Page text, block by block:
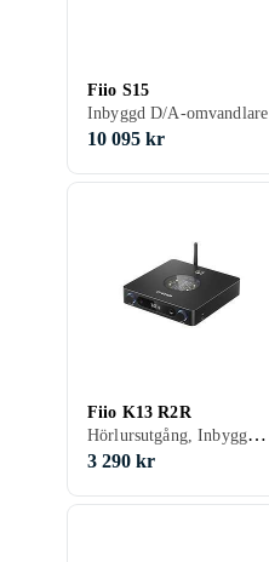
Fiio S15
Inbyggd D/A-omvandlare
10 095 kr
Fiio K13 R2R
Hörlursutgång, Inbyggd D/A-omvandlare, USB-kontakt
3 290 kr